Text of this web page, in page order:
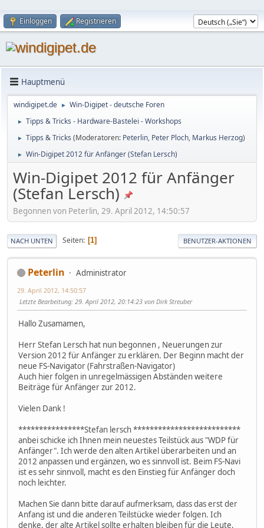
Einloggen Registrieren
Hauptmenü
windigipet.de ► Win-Digipet - deutsche Foren
► Tipps & Tricks - Hardware-Bastelei - Workshops
► Tipps & Tricks (Moderatoren: Peterlin, Peter Ploch, Markus Herzog)
► Win-Digipet 2012 für Anfänger (Stefan Lersch)
Win-Digipet 2012 für Anfänger
(Stefan Lersch)
Begonnen von Peterlin, 29. April 2012, 14:50:57
NACH UNTEN Seiten 1 BENUTZER-AKTIONEN
Peterlin Administrator
29. April 2012, 14:50:57
Letzte Bearbeitung: 29. April 2012, 20:14:23 von Dirk Streuber
Hallo Zusamamen,
Herr Stefan Lersch hat nun begonnen , Neuerungen zur
Version 2012 für Anfänger zu erklären. Der Beginn macht der
neue FS-Navigator (Fahrstraßen-Navigator)
Auch hier folgen in unregelmässigen Abständen weitere
Beiträge für Anfänger zur 2012.
Vielen Dank !
****************Stefan lersch **************************
anbei schicke ich Ihnen mein neuestes Teilstück aus "WDP für
Anfänger". Ich werde den alten Artikel überarbeiten und an
2012 anpassen und ergänzen, wo es sinnvoll ist. Beim FS-Navi
ist es sehr sinnvoll, macht es den Einstieg für Anfänger doch
noch leichter.
Machen Sie dann bitte darauf aufmerksam, dass das erst der
Anfang ist und die anderen Teilstücke wieder folgen. Ich
denke, der alte Artikel sollte erhalten bleiben für die Leute,